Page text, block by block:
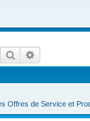
Rechercher
Offres de Service et